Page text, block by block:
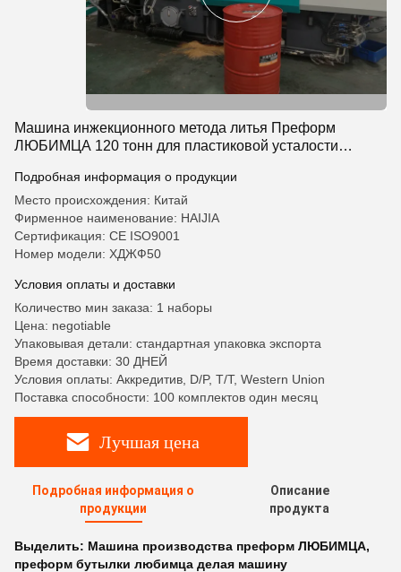
Машина инжекционного метода литья Преформ
ЛЮБИМЦА 120 тонн для пластиковой усталости
Подробная информация о продукции
Место происхождения: Китай
Фирменное наименование: HAIJIA
Сертификация: CE ISO9001
Номер модели: ХДЖФ50
Условия оплаты и доставки
Количество мин заказа: 1 наборы
Цена: negotiable
Упаковывая детали: стандартная упаковка экспорта
Время доставки: 30 ДНЕЙ
Условия оплаты: Аккредитив, D/P, T/T, Western Union
Поставка способности: 100 комплектов один месяц
Лучшая цена
Подробная информация о
продукции
Описание
продукта
Выделить: Машина производства преформ ЛЮБИМЦА,
преформ бутылки любимца делая машину